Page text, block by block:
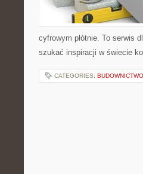
cyfrowym płótnie. To serwis
szukać inspiracji w świecie
CATEGORIES: